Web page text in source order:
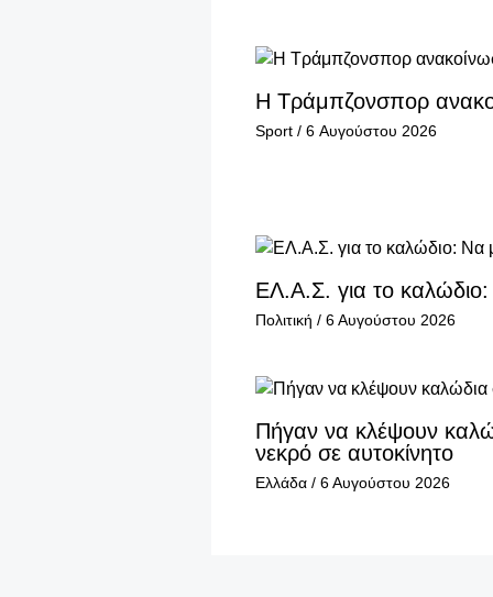
Η Τράμπζονσπορ
Sport / 6 Αυγούστου 2026
ΕΛ.Α.Σ. για το
Πολιτική / 6 Αυγούστου 2026
Πήγαν να κλέψουν
νεκρό σε αυτοκίνητο
Ελλάδα / 6 Αυγούστου 2026